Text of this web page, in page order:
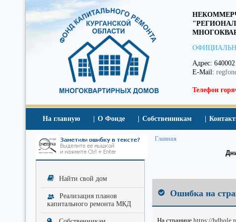
Адрес:
E-Mail:
Телефон
На главную О Фонде Собственникам
Найти свой дом
Реализация планов
капитального ремонта МКД
Главная
Ошибка на
На странице https://